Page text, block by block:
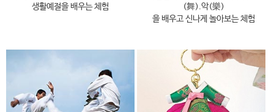
생활예절을 배우는 체험
(舞).악(樂)
을 배우고 신나게 놀아보는 체험